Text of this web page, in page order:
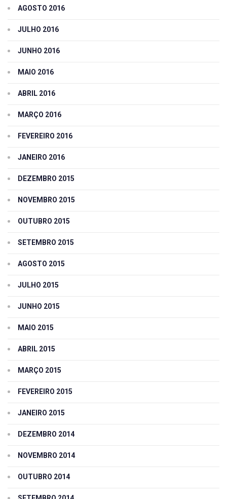
AGOSTO 2016
JULHO 2016
JUNHO 2016
MAIO 2016
ABRIL 2016
MARÇO 2016
FEVEREIRO 2016
JANEIRO 2016
DEZEMBRO 2015
NOVEMBRO 2015
OUTUBRO 2015
SETEMBRO 2015
AGOSTO 2015
JULHO 2015
JUNHO 2015
MAIO 2015
ABRIL 2015
MARÇO 2015
FEVEREIRO 2015
JANEIRO 2015
DEZEMBRO 2014
NOVEMBRO 2014
OUTUBRO 2014